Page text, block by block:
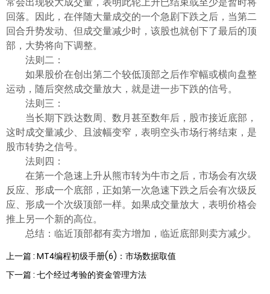
回落。因此，在伴随大量成交的一个急剧下跌之后，当第二
回合升势发动、但成交量减少时，该股也就创下了最后的顶
部，大势将向下调整。
法则二：
如果股价在创出第二个较低顶部之后作窄幅或横向盘整
运动，随后突然成交量放大，就是进一步下跌的信号。
法则三：
当长期下跌达数周、数月甚至数年后，股市接近底部，
这时成交量减少、且波幅变窄，表明空头市场行将结束，是
股市转势之信号。
法则四：
在第一个急速上升从熊市转为牛市之后，市场会有次级
反应、形成一个底部，正如第一次急速下跌之后会有次级反
应、形成一个次级顶部一样。如果成交量放大，表明价格会
推上另一个新的高位。
总结：临近顶部都有卖方增加，临近底部则卖方减少。
上一篇 : MT4编程初级手册(6)：市场数据取值
下一篇 : 七个经过考验的资金管理方法